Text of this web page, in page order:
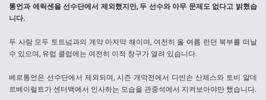
통언과 에릭센을 선수단에서 제외했지만, 두 선수와 아무 문제도 없다고 밝혔습
니다.
두 사람 모두 토트넘과의 계약 마지막 해이며, 여전히 올 여름 런던 북부를 떠날
수 있으며, 유럽 클럽에는 여전히 이적 창구가 열려 있습니다.
베르통언은 선수단에서 제외되며, 시즌 개막전에서 다빈손 산체스와 토비 알데
르베이럴트가 센터백에서 인사하는 모습을 관중석에서 지켜보아야만 했습니다.